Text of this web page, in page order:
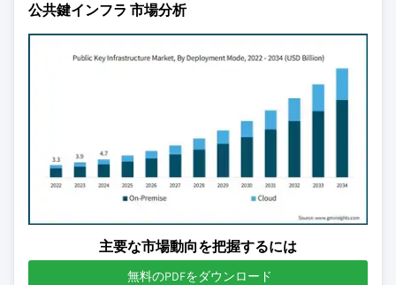
公共鍵インフラ 市場分析
主要な市場動向を把握するには
無料のPDFをダウンロード